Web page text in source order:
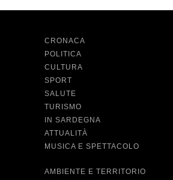
CRONACA
POLITICA
CULTURA
SPORT
SALUTE
TURISMO
IN SARDEGNA
ATTUALITÀ
MUSICA E SPETTACOLO
AMBIENTE E TERRITORIO